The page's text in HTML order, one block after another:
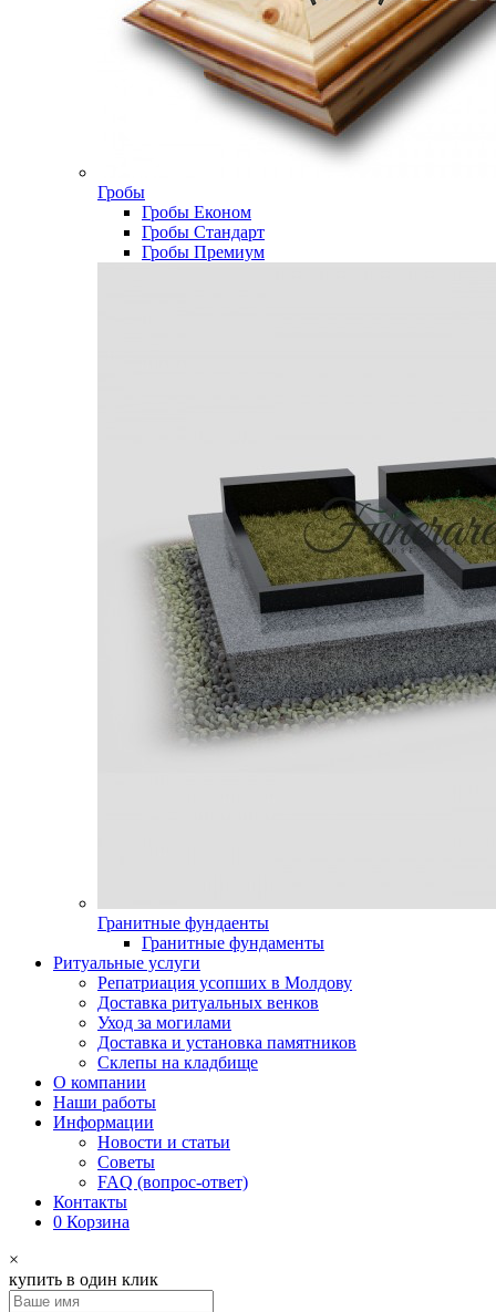
Гробы
Гробы Економ
Гробы Стандарт
Гробы Премиум
Гранитные фундаенты
Гранитные фундаменты
Ритуальные услуги
Репатриация усопших в Молдову
Доставка ритуальных венков
Уход за могилами
Доставка и установка памятников
Склепы на кладбище
О компании
Наши работы
Информации
Новости и статьи
Советы
FAQ (вопрос-ответ)
Контакты
0 Корзина
×
купить в один клик